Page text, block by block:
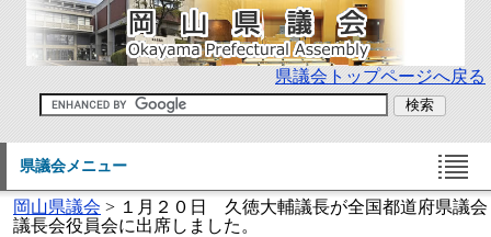
県議会トップページへ戻る
県議会メニュー
岡山県議会 > １月２０日 久徳大輔議長が全国都道府県議会
議長会役員会に出席しました。